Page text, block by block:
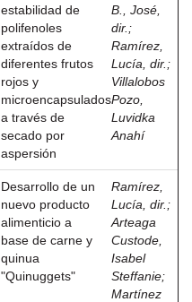
estabilidad de
polifenoles
extraídos de
diferentes frutos
rojos y
microencapsulados
a través de
secado por
aspersión
B., José,
dir. ;
Ramírez,
Lucía, dir. ;
Villalobos
Pozo,
Luvidka
Anahí
Desarrollo de un
nuevo producto
alimenticio a
base de carne y
quinua
"Quinuggets"
Ramírez,
Lucía, dir. ;
Arteaga
Custode,
Isabel
Steffanie;
Martínez